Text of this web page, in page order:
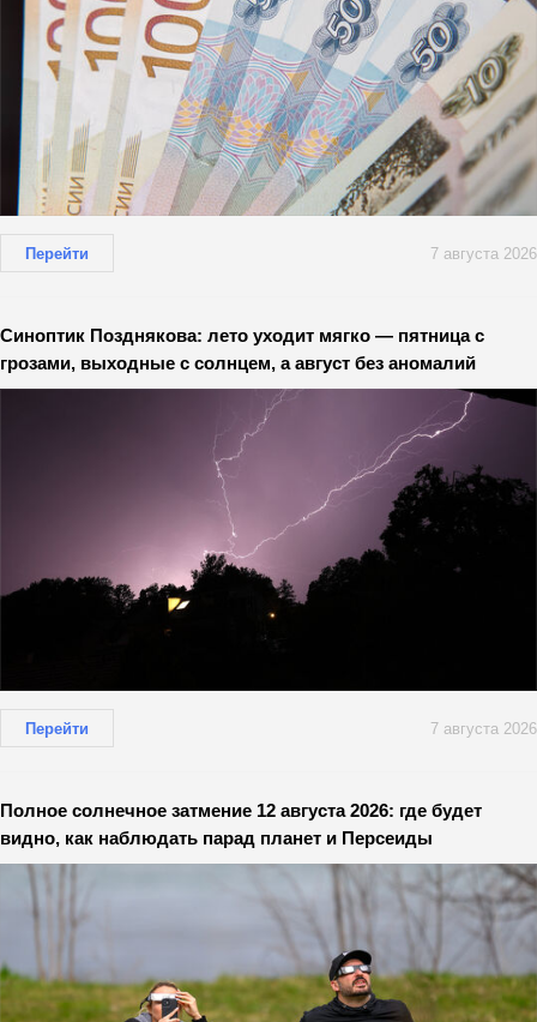
Перейти 7 августа 2026
Синоптик Позднякова: лето уходит мягко — пятница с
грозами, выходные с солнцем, а август без аномалий
Перейти 7 августа 2026
Полное солнечное затмение 12 августа 2026: где будет
видно, как наблюдать парад планет и Персеиды